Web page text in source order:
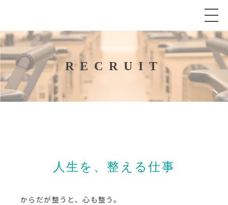
RECRUIT
人生を、整える仕事
からだが整うと、心も整う。